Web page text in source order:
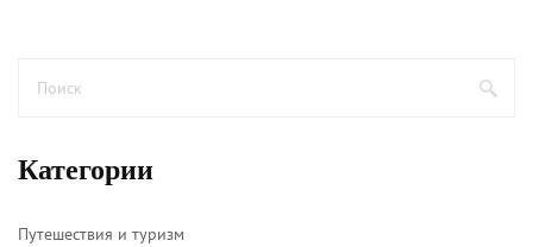
Категории
Путешествия и туризм